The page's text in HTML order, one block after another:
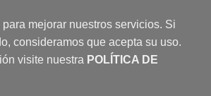
mejorar nuestros servicios. Si
consideramos que acepta su uso.
visite nuestra POLÍTICA DE